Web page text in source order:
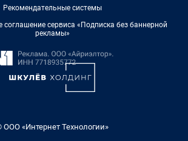
Рекомендательные системы
соглашение сервиса «Подписка без баннерной
рекламы»
ООО «Интернет Технологии»